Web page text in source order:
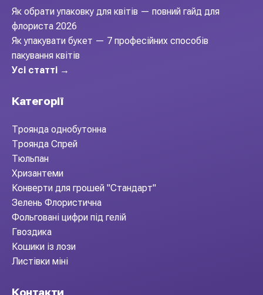
Як обрати упаковку для квітів — повний гайд для
флориста 2026
Як упакувати букет — 7 професійних способів
пакування квітів
Усі статті →
Категорії
Троянда однобутонна
Троянда Спрей
Тюльпан
Хризантеми
Конверти для грошей "Стандарт"
Зелень Флористична
Фольговані цифри під гелій
Гвоздика
Кошики із лози
Листівки міні